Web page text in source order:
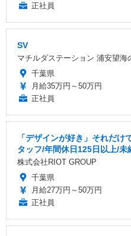
正社員
SV
マチルダステーション 浦安望海
千葉県
月給35万円～50万円
正社員
「デザインが好き」それだ
タッフ/年間休日125日以上/未
株式会社RIOT GROUP
千葉県
月給27万円～50万円
正社員